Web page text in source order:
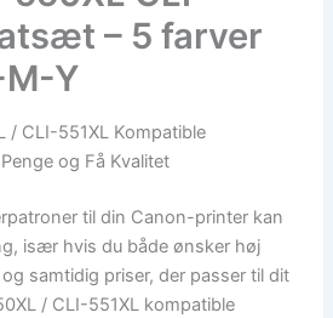
– 5 farver
M-Y
/ CLI-551XL Kompatible
og Få Kvalitet
til din Canon-printer kan
især hvis du både ønsker høj
samtidig priser, der passer til dit
/ CLI-551XL kompatible